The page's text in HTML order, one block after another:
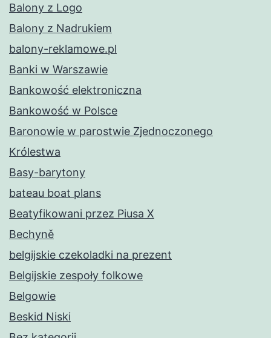
Balony z Logo
Balony z Nadrukiem
balony-reklamowe.pl
Banki w Warszawie
Bankowość elektroniczna
Bankowość w Polsce
Baronowie w parostwie Zjednoczonego
Królestwa
Basy-barytony
bateau boat plans
Beatyfikowani przez Piusa X
Bechyně
belgijskie czekoladki na prezent
Belgijskie zespoły folkowe
Belgowie
Beskid Niski